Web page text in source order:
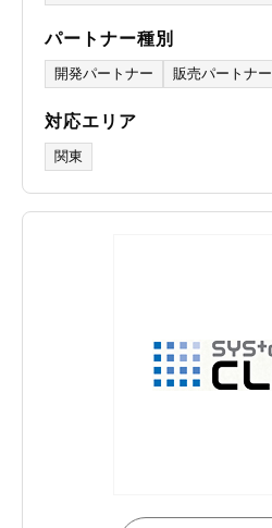
パートナー種別
開発パートナー 販売パートナー
対応エリア
関東